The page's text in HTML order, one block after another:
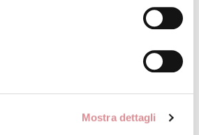
Mostra dettagli